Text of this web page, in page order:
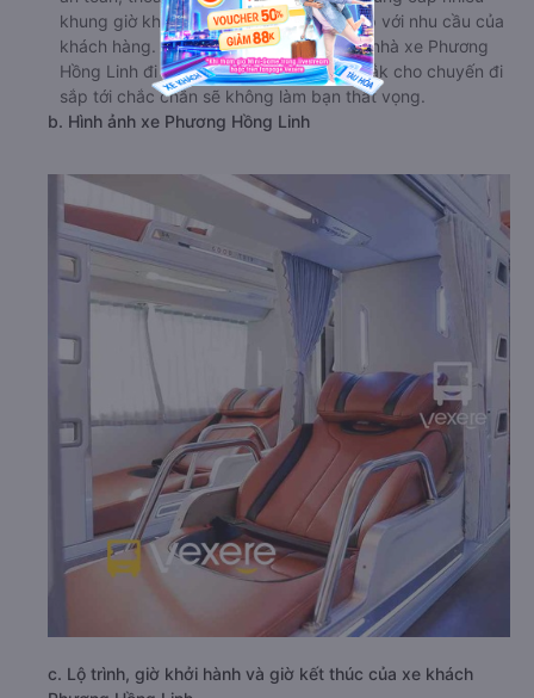
khung giờ khởi hành khác nhau, phù hợp với nhu cầu của
khách hàng. Lựa chọn đồng hành cùng nhà xe Phương
Hồng Linh đi Bến Tre - Bến Tre từ Đắk Lắk cho chuyến đi
sắp tới chắc chắn sẽ không làm bạn thất vọng.
b. Hình ảnh xe Phương Hồng Linh
c. Lộ trình, giờ khởi hành và giờ kết thúc của xe khách